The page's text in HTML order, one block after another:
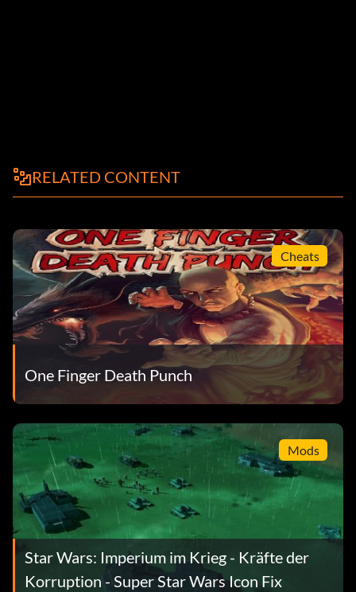
RELATED CONTENT
Cheats
One Finger Death Punch
Mods
Star Wars: Imperium im Krieg - Kräfte der
Korruption - Super Star Wars Icon Fix